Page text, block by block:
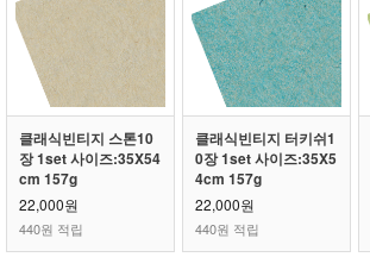
클래식빈티지 스톤10
장 1set 사이즈:35X54
cm 157g
22,000원
440원 적립
클래식빈티지 터키쉬1
0장 1set 사이즈:35X5
4cm 157g
22,000원
440원 적립